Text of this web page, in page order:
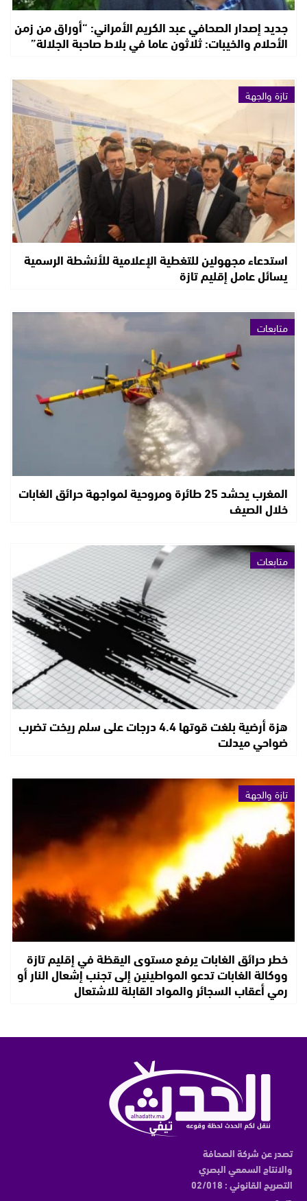
جديد إصدار الصحافي عبد الكريم الأمراني: “أوراق من زمن
الأحلام والخيبات: ثلاثون عاما في بلاط صاحبة الجلالة”
تازة والجهة
استدعاء مجهولين للتغطية الإعلامية للأنشطة الرسمية
يسائل عامل إقليم تازة
متابعات
المغرب يحشد 25 طائرة ومروحية لمواجهة حرائق الغابات
خلال الصيف
متابعات
هزة أرضية بلغت قوتها 4.4 درجات على سلم ريخت تضرب
ضواحي ميدلت
تازة والجهة
خطر حرائق الغابات يرفع مستوى اليقظة في إقليم تازة
ووكالة الغابات تدعو المواطينين إلى تجنب إشعال النار أو
رمي أعقاب السجائر والمواد القابلة للاشتعال
تصدر عن شركة الصحافة
والانتاج السمعي البصري
التصريح القانوني : 02/018